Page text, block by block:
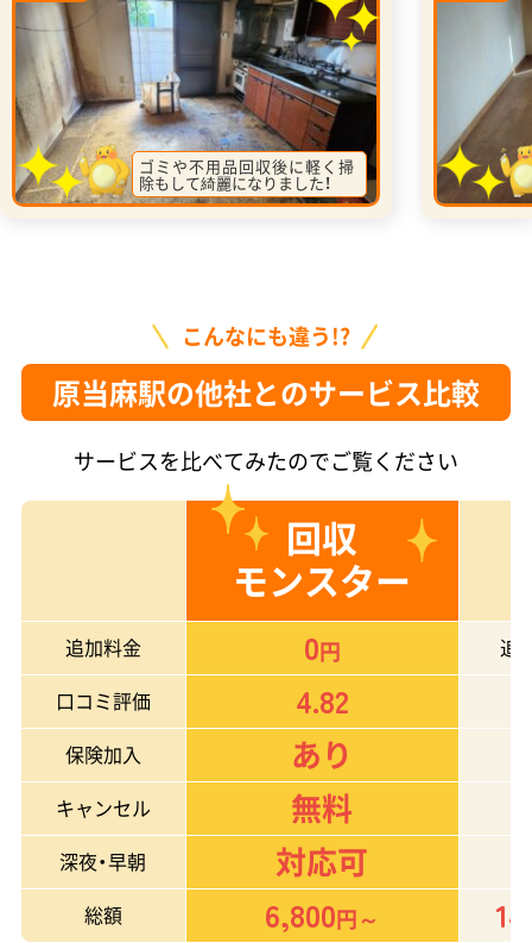
ゴミや不用品回収後に軽く掃
除もして綺麗になりました！
こんなにも違う!?
原当麻駅の他社とのサービス比較
サービスを比べてみたのでご覧ください
回収
モンスター
追加料金 0円
追
口コミ評価
4.82
保険加入 あり
キャンセル 無料
深夜・早朝 対応可
総額
6,800円～